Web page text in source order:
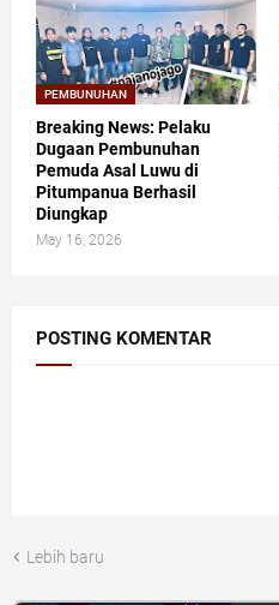
PEMBUNUHAN
Breaking News: Pelaku
Dugaan Pembunuhan
Pemuda Asal Luwu di
Pitumpanua Berhasil
Diungkap
May 16, 2026
POSTING KOMENTAR
Lebih baru